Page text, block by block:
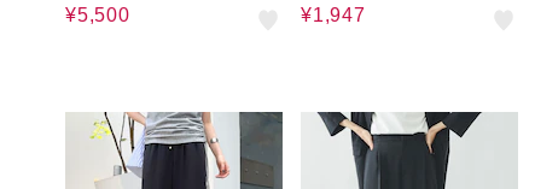
¥5,500 ¥1,947